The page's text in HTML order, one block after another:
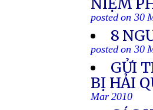
NIỆM
posted on 30
8
posted on 30
GỬI
BỊ HẢI
Mar 2010